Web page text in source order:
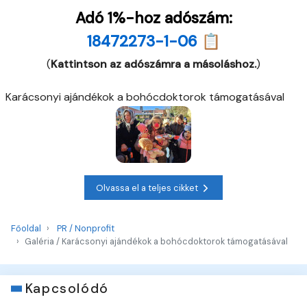
Adó 1%-hoz adószám:
18472273-1-06 📋
(Kattintson az adószámra a másoláshoz.)
Karácsonyi ajándékok a bohócdoktorok támogatásával
Olvassa el a teljes cikket
Főoldal
PR / Nonprofit
Galéria / Karácsonyi ajándékok a bohócdoktorok támogatásával
Kapcsolódó